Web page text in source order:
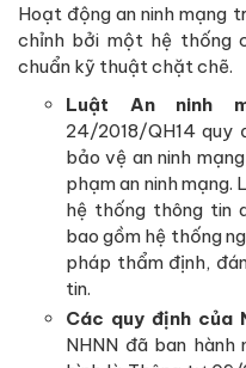
Hoạt động an ninh mạng
chỉnh bởi một hệ thống
chuẩn kỹ thuật chặt chẽ.
Luật An ninh
24/2018/QH14 quy
bảo vệ an ninh
phạm an ninh
hệ thống thông tin
bao gồm hệ thống
pháp thẩm định,
tin.
Các quy định của
NHNN đã ban